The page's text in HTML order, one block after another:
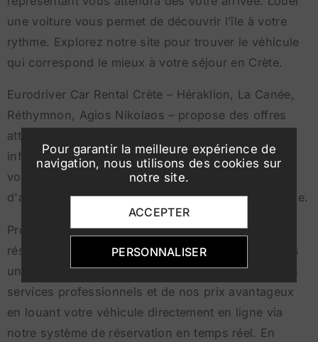
Pour garantir la meilleure expérience de
navigation, nous utilisons des cookies sur
notre site.
ACCEPTER
PERSONNALISER
une voiture vous permet de découvrir l’île à votre
rythme. Explorez notre site pour trouver le véhicule
qui correspond le mieux à votre séjour en Crète.
Eurodriver Car Rental Crète – Héraklion, La Canée,
Réthymnon, Agios Nikolaos – propose des offres
attractives et divers services, y compris des
informations et réservations pour la location de
voitures et de motos, que ce soit pour un voyage
d'affaires ou des vacances relaxantes autour de l'île.
Profitez de nos réductions exceptionnelles en
réservant via notre site internet. Nous garantissons
un excellent rapport qualité-prix. Bénéficiez de nos
services professionnels et de nos prix avantageux
en louant votre véhicule directement en ligne via
notre système de réservation en temps réel. En